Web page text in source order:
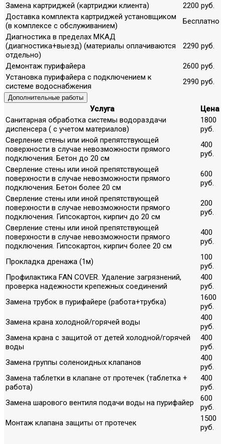
Замена картриджей (картриджи клиента)
2200 руб.
Доставка комплекта картриджей установщиком
(в комплексе с обслуживанием)
Бесплатно
Диагностика в пределах МКАД
(диагностика+выезд) (материалы оплачиваются
отдельно)
2290 руб.
Демонтаж пурифайера
2600 руб.
Установка пурифайера с подключением к
системе водоснабжения
2990 руб.
Дополнительные работы
Услуга
Цена
Санитарная обработка системы водораздачи
диспенсера ( с учетом материалов)
1800
руб.
Сверление стены или иной препятствующей
поверхности в случае невозможности прямого
подключения. Бетон до 20 см
400
руб.
Сверление стены или иной препятствующей
поверхности в случае невозможности прямого
подключения. Бетон более 20 см
600
руб.
Сверление стены или иной препятствующей
поверхности в случае невозможности прямого
подключения. Гипсокартон, кирпич до 20 см
200
руб.
Сверление стены или иной препятствующей
поверхности в случае невозможности прямого
подключения. Гипсокартон, кирпич более 20 см
400
руб.
Прокладка дренажа (1м)
100
руб.
Профилактика FAN COVER. Удаление загрязнений,
проверка надежности крепежных соединений
400
руб.
Замена трубок в пурифайере (работа+трубка)
1600
руб.
Замена крана холодной/горячей воды
400
руб.
Замена крана с защитой от детей холодной/горячей
воды
400
руб.
Замена группы соленоидных клапанов
400
руб.
Замена таблетки в клапане от протечек (таблетка +
работа)
400
руб.
Замена шарового вентиля подачи воды на пурифайер
600
руб.
Монтаж клапана защиты от протечек
1500
руб.